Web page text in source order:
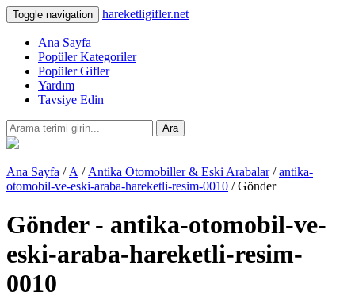
Toggle navigation hareketligifler.net
Ana Sayfa
Popüler Kategoriler
Popüler Gifler
Yardım
Tavsiye Edin
Ara
Ana Sayfa / A / Antika Otomobiller & Eski Arabalar/antika-
otomobil-ve-eski-araba-hareketli-resim-0010 / Gönder
Gönder - antika-otomobil-ve-
eski-araba-hareketli-resim-
0010